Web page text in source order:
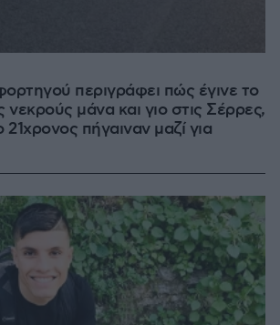
περιγράφει πώς έγινε το
νεκρούς μάνα και γιο στις Σέρρες,
πήγαιναν μαζί για